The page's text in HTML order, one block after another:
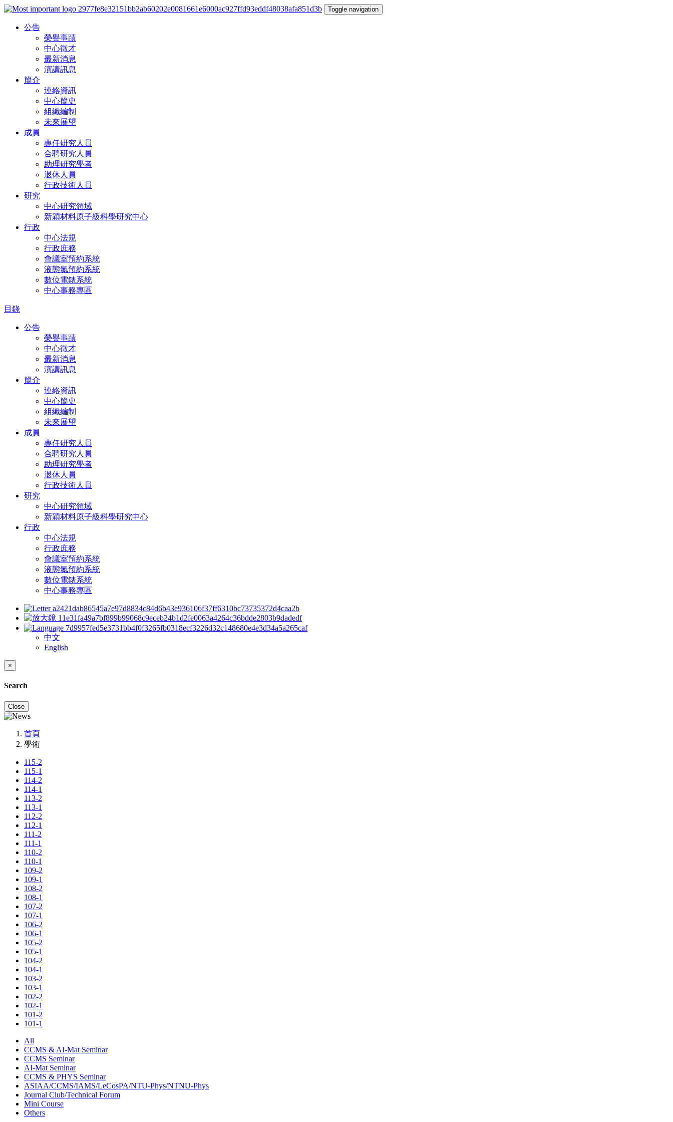
Toggle navigation
公告
榮譽事蹟
中心徵才
最新消息
演講訊息
簡介
連絡資訊
中心簡史
組織編制
未來展望
成員
專任研究人員
合聘研究人員
助理研究學者
退休人員
行政技術人員
研究
中心研究領域
新穎材料原子級科學研究中心
行政
中心法規
行政庶務
會議室預約系統
液態氮預約系統
數位電錶系統
中心事務專區
目錄
公告
榮譽事蹟
中心徵才
最新消息
演講訊息
簡介
連絡資訊
中心簡史
組織編制
未來展望
成員
專任研究人員
合聘研究人員
助理研究學者
退休人員
行政技術人員
研究
中心研究領域
新穎材料原子級科學研究中心
行政
中心法規
行政庶務
會議室預約系統
液態氮預約系統
數位電錶系統
中心事務專區
中文
English
×
Search
Close
首頁
學術
115-2
115-1
114-2
114-1
113-2
113-1
112-2
112-1
111-2
111-1
110-2
110-1
109-2
109-1
108-2
108-1
107-2
107-1
106-2
106-1
105-2
105-1
104-2
104-1
103-2
103-1
102-2
102-1
101-2
101-1
All
CCMS & AI-Mat Seminar
CCMS Seminar
AI-Mat Seminar
CCMS & PHYS Seminar
ASIAA/CCMS/IAMS/LeCosPA/NTU-Phys/NTNU-Phys
Journal Club/Technical Forum
Mini Course
Others